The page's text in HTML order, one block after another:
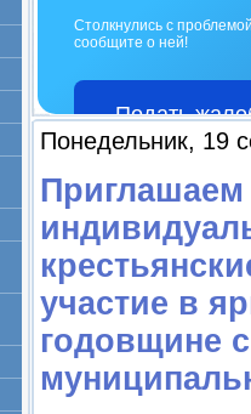
Столкнулись с
сообщите о ней!
Подать
Понедельник, 19
Приглашаем
участие в
годовщине